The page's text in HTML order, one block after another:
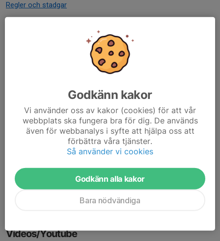
Regler och stadgar
en pdf som täcker det mesta. Senaste
revisionen är 5 och finns endast på engelska medan revision 4
finns på svenska. Den enda stora skillnaden är kapitlet angående
kapning av ACE pil. Resten av ändringarna är språkliga och lite
bättre bildkvalitet.
Archer's Reference på svenska
Online Archery Academy
Easton Arrow Tuning Guide
Texas Archery
Videos/Youtube
Godkänn kakor
Vi använder oss av kakor (cookies) för att vår
webbplats ska fungera bra för dig. De används
även för webbanalys i syfte att hjälpa oss att
förbättra våra tjänster.
Så använder vi cookies
Godkänn alla kakor
Bara nödvändiga